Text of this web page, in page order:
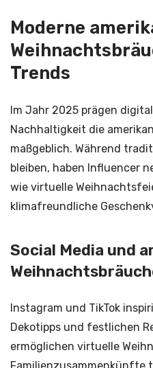
Moderne
Trends
Im Jahr 2025 prägen
Nachhaltigkeit die
maßgeblich. Während
bleiben, haben Influencer
wie virtuelle
klimafreundliche
Social Media und
Instagram und TikTok
Dekotipps und festlichen
ermöglichen virtuelle